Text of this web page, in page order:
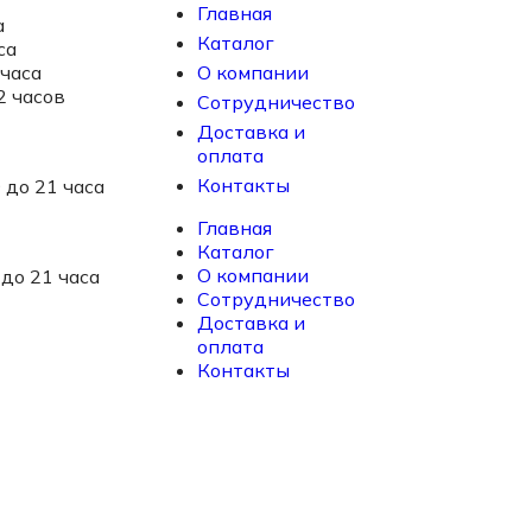
часов
до 21 часа
21 часа
Главная
Каталог
О компании
Сотрудничество
Доставка и
оплата
Контакты
Главная
Каталог
О компании
Сотрудничество
Доставка и
оплата
Контакты